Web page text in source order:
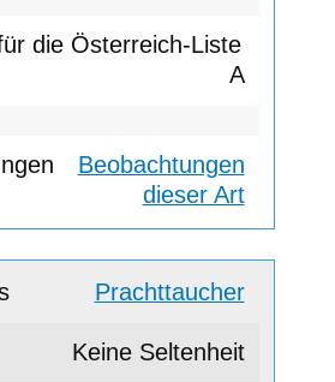
A
Beobachtungen
dieser Art
Prachttaucher
Keine Seltenheit